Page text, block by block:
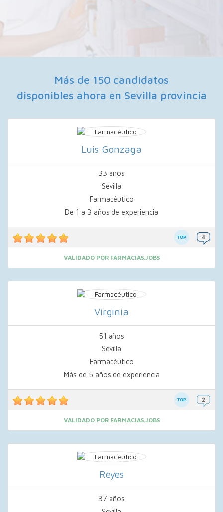
Más de 150 candidatos
disponibles ahora en Sevilla provincia
Luis Gonzaga
33 años
Sevilla
Farmacéutico
De 1 a 3 años de experiencia
VALIDADO POR FARMACIAS.JOBS
Virginia
51 años
Sevilla
Farmacéutico
Más de 5 años de experiencia
VALIDADO POR FARMACIAS.JOBS
Reyes
37 años